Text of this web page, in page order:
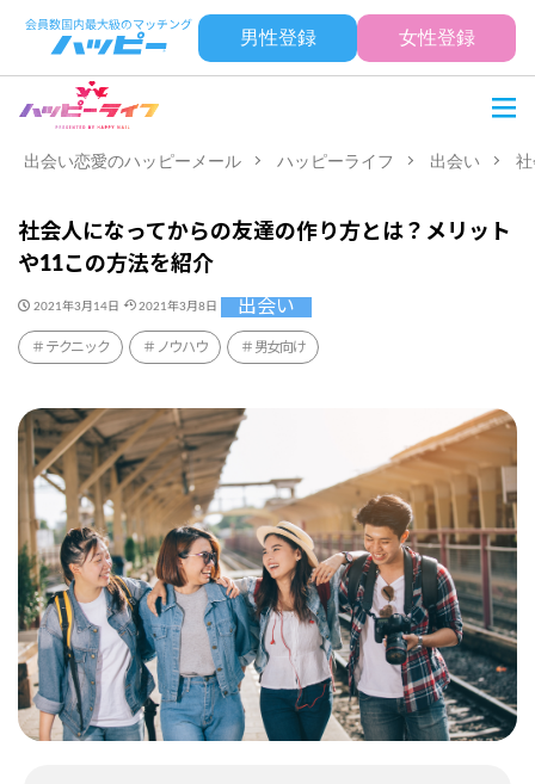
男性登録 女性登録
出会い恋愛のハッピーメール ハッピーライフ 出会い
社会人になってからの友達の作り方とは？メリット
や11この方法を紹介
2021年3月14日 2021年3月8日 出会い
テクニック ノウハウ 男女向け